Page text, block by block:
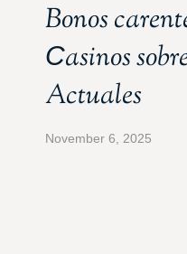
Bonos
Сasinos
Actuales
November 6, 2025